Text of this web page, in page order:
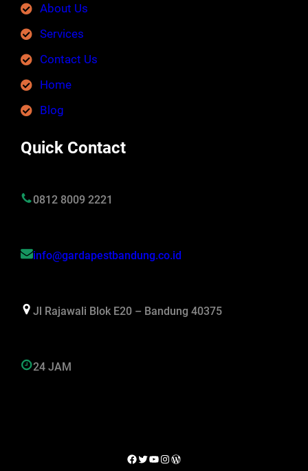
About Us
Services
Contact Us
Home
Blog
Quick Contact
0812 8009 2221
info@gardapestbandung.co.id
Jl Rajawali Blok E20 – Bandung 40375
24 JAM
Facebook
Twitter
YouTube
Instagram
WordPress